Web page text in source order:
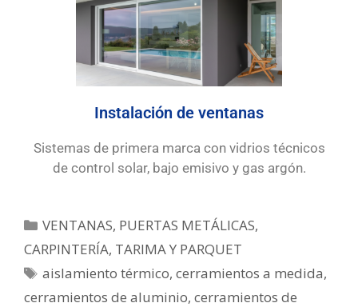
Instalación de ventanas
Sistemas de primera marca con vidrios técnicos
de control solar, bajo emisivo y gas argón.
VENTANAS, PUERTAS METÁLICAS,
CARPINTERÍA, TARIMA Y PARQUET
aislamiento térmico,cerramientos a medida,
cerramientos de aluminio, cerramientos de